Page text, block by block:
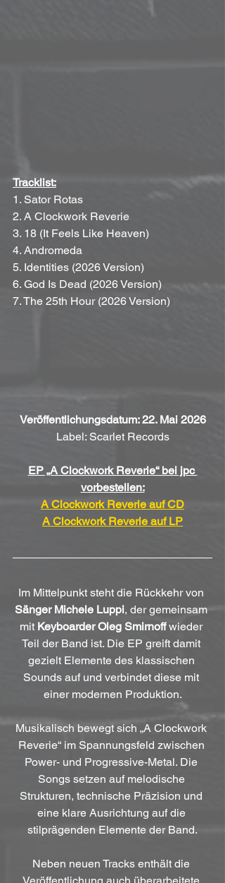
Tracklist:
1. Sator Rotas
2. A Clockwork Reverie
3. 18 (It Feels Like Heaven)
4. Andromeda
5. Identities (2026 Version)
6. God Is Dead (2026 Version)
7. The 25th Hour (2026 Version)
Veröffentlichungsdatum: 22. Mai 2026
Label: Scarlet Records
EP „A Clockwork Reverie“ bei jpc
vorbestellen:
A Clockwork Reverie auf CD
A Clockwork Reverie auf LP
Im Mittelpunkt steht die Rückkehr von
Sänger Michele Luppi, der gemeinsam
mit Keyboarder Oleg Smirnoff wieder
Teil der Band ist. Die EP greift damit
gezielt Elemente des klassischen
Sounds auf und verbindet diese mit
einer modernen Produktion.
Musikalisch bewegt sich „A Clockwork
Reverie“ im Spannungsfeld zwischen
Power- und Progressive-Metal. Die
Songs setzen auf melodische
Strukturen, technische Präzision und
eine klare Ausrichtung auf die
stilprägenden Elemente der Band.
Neben neuen Tracks enthält die